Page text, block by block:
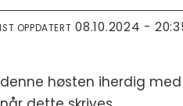
OPPDATERT 08.10.2024 -
høsten iherdig